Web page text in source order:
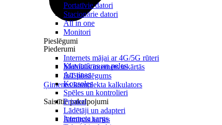
Pieslēgumi
Internets mājai ar 4G/5G rūteri
Mobilais internets iekārtās
IoT pieslēgums
Ģimenes komplekta kalkulators
Saistītie pakalpojumi
Interneta sargs
Portatīvie datori
Stacionārie datori
All in one
Monitori
Piederumi
Klaviatūras un peles
Austiņas
Konsoles
Spēles un kontrolieri
Printeri
Lādētāji un adapteri
Atmiņas kartes